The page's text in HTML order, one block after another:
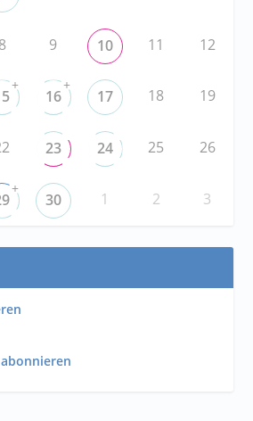
8 9 10 11 12
+
16
+
17 18 19
23 24 25 26
+
30 1 2 3
abonnieren